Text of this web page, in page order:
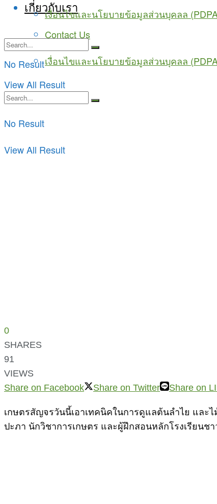
เกี่ยวกับเรา
Contact Us
เงื่อนไขและนโยบายข้อมูลส่วนบุคลล
No Result
View All Result
เงื่อนไขและนโยบายข้อมูลส่วนบุคลล
No Result
View All Result
0
SHARES
91
VIEWS
Share on Facebook
Share on Twitter Share on
เกษตรสัญจรวันนี้เอาเทคนิคในการดูแลต้นลำไย และ
ปะภา นักวิชาการเกษตร และผู้ฝึกสอนหลักโรงเรียนช